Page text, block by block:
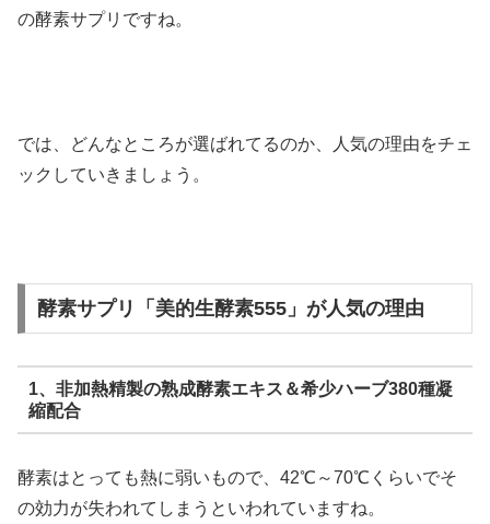
の酵素サプリですね。
では、どんなところが選ばれてるのか、人気の理由をチェ
ックしていきましょう。
酵素サプリ「美的生酵素555」が人気の理由
1、非加熱精製の熟成酵素エキス＆希少ハーブ380種凝
縮配合
酵素はとっても熱に弱いもので、42℃～70℃くらいでそ
の効力が失われてしまうといわれていますね。